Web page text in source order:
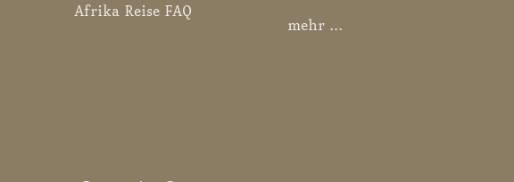
Afrika Reise FAQ
mehr ...